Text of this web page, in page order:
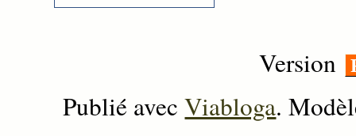
Version
Publié avecViabloga.